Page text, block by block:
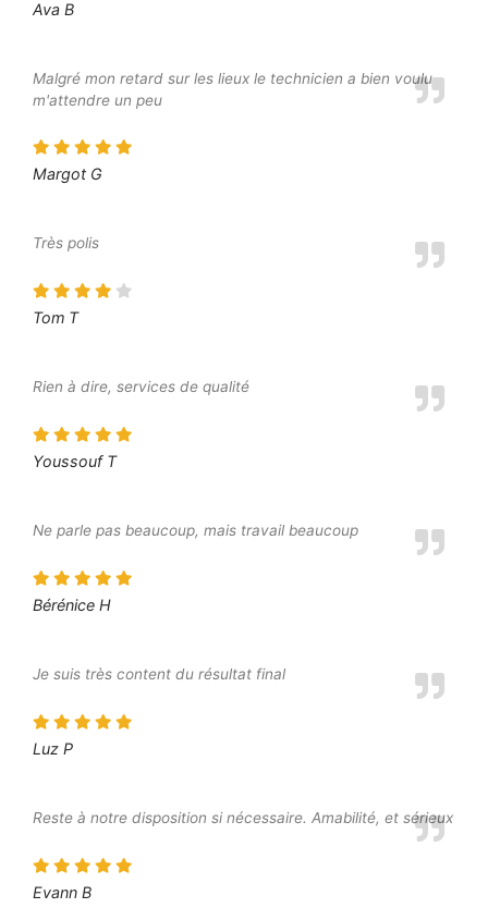
Ava B
Malgré mon retard sur les lieux le technicien a bien voulu
m'attendre un peu
Margot G
Très polis
Tom T
Rien à dire, services de qualité
Youssouf T
Ne parle pas beaucoup, mais travail beaucoup
Bérénice H
Je suis très content du résultat final
Luz P
Reste à notre disposition si nécessaire. Amabilité, et sérieux
Evann B